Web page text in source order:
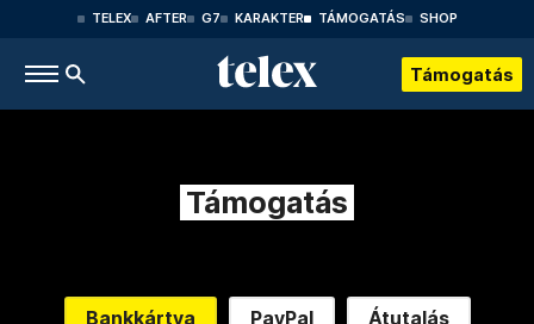
TELEX AFTER G7 KARAKTER TÁMOGATÁS SHOP
Támogatás
Támogatás
Bankkártya PayPal Átutalás